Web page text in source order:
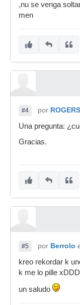
,nu se venga
men
#4 por ROGERS
Una pregunta:
Gracias.
#5 por Berrolo
kreo rekordar k
k me lo pille
un saludo